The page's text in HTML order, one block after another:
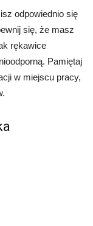
odpowiednio się
się, że masz
rękawice
Pamiętaj
w miejscu pracy,